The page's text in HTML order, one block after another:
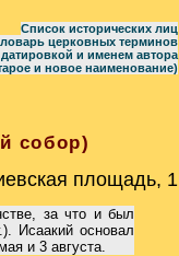
Список исторических лиц
церковных терминов
и именем автора
и новое наименование)
собор)
площадь, 1
за что и был
Исаакий основал
и 3 августа.